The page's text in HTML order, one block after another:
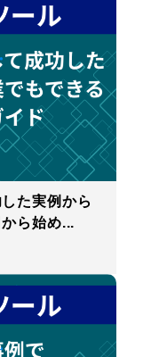
た実例から
ら始め...